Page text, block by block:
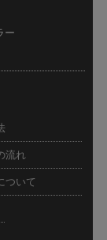
ー
流れ
ついて